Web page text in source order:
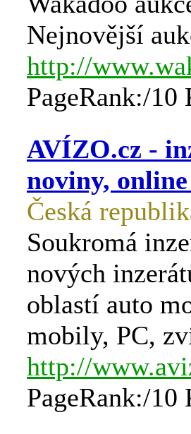
Nejnovější
http://
PageRank:/
AVÍZO.cz -
noviny,
Česká
Soukromá
nových
oblastí auto
mobily, PC,
http://
PageRank:/